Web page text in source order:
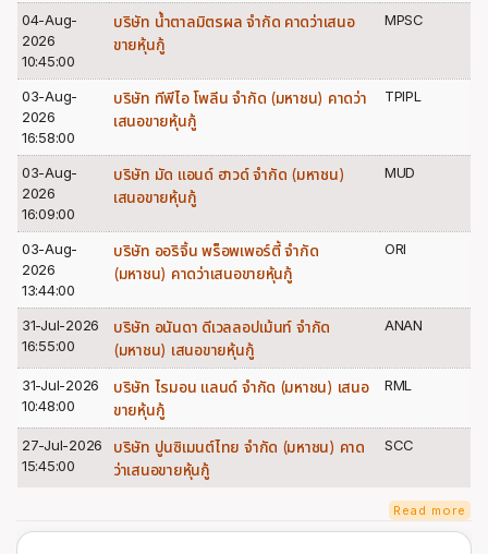
04-Aug-
2026
10:45:00
บริษัท น้ำตาลมิตรผล จำกัด คาดว่าเสนอ
ขายหุ้นกู้
MPSC
03-Aug-
2026
16:58:00
บริษัท ทีพีไอ โพลีน จำกัด (มหาชน) คาดว่า
เสนอขายหุ้นกู้
TPIPL
03-Aug-
2026
16:09:00
บริษัท มัด แอนด์ ฮาวด์ จำกัด (มหาชน)
เสนอขายหุ้นกู้
MUD
03-Aug-
2026
13:44:00
บริษัท ออริจิ้น พร็อพเพอร์ตี้ จำกัด
(มหาชน) คาดว่าเสนอขายหุ้นกู้
ORI
31-Jul-2026
16:55:00
บริษัท อนันดา ดีเวลลอปเม้นท์ จำกัด
(มหาชน) เสนอขายหุ้นกู้
ANAN
31-Jul-2026
10:48:00
บริษัท ไรมอน แลนด์ จำกัด (มหาชน) เสนอ
ขายหุ้นกู้
RML
27-Jul-2026
15:45:00
บริษัท ปูนซิเมนต์ไทย จำกัด (มหาชน) คาด
ว่าเสนอขายหุ้นกู้
SCC
Read more